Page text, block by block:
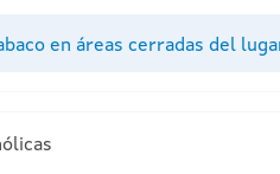
en áreas cerradas del